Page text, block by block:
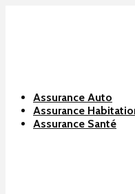
Assurance Auto
Assurance
Assurance Santé